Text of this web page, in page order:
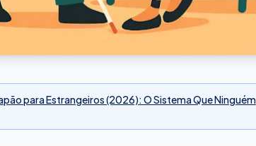
para Estrangeiros (2026): O Sistema Que Ninguém